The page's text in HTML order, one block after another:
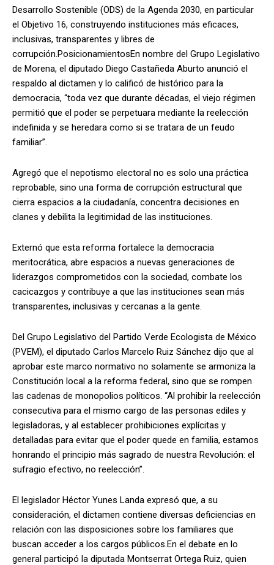
Desarrollo Sostenible (ODS) de la Agenda 2030, en particular
el Objetivo 16, construyendo instituciones más eficaces,
inclusivas, transparentes y libres de
corrupción.PosicionamientosEn nombre del Grupo Legislativo
de Morena, el diputado Diego Castañeda Aburto anunció el
respaldo al dictamen y lo calificó de histórico para la
democracia, “toda vez que durante décadas, el viejo régimen
permitió que el poder se perpetuara mediante la reelección
indefinida y se heredara como si se tratara de un feudo
familiar”.
Agregó que el nepotismo electoral no es solo una práctica
reprobable, sino una forma de corrupción estructural que
cierra espacios a la ciudadanía, concentra decisiones en
clanes y debilita la legitimidad de las instituciones.
Externó que esta reforma fortalece la democracia
meritocrática, abre espacios a nuevas generaciones de
liderazgos comprometidos con la sociedad, combate los
cacicazgos y contribuye a que las instituciones sean más
transparentes, inclusivas y cercanas a la gente.
Del Grupo Legislativo del Partido Verde Ecologista de México
(PVEM), el diputado Carlos Marcelo Ruiz Sánchez dijo que al
aprobar este marco normativo no solamente se armoniza la
Constitución local a la reforma federal, sino que se rompen
las cadenas de monopolios políticos. “Al prohibir la reelección
consecutiva para el mismo cargo de las personas ediles y
legisladoras, y al establecer prohibiciones explícitas y
detalladas para evitar que el poder quede en familia, estamos
honrando el principio más sagrado de nuestra Revolución: el
sufragio efectivo, no reelección”.
El legislador Héctor Yunes Landa expresó que, a su
consideración, el dictamen contiene diversas deficiencias en
relación con las disposiciones sobre los familiares que
buscan acceder a los cargos públicos.En el debate en lo
general participó la diputada Montserrat Ortega Ruiz, quien